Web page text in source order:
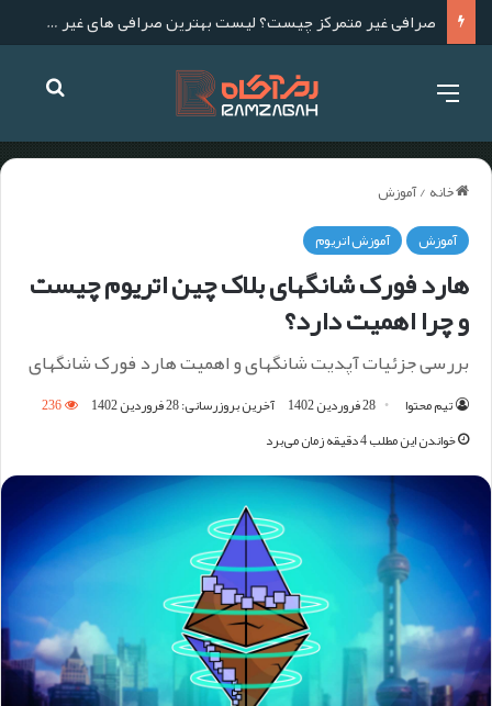
لیست بهترین صرافی های ارز دیجیتال خارجی برای ایرانی ها
خانه/آموزش
آموزش
آموزش اتریوم
هارد فورک شانگهای بلاک چین اتریوم چیست
و چرا اهمیت دارد؟
بررسی جزئیات آپدیت شانگهای و اهمیت هارد فورک شانگهای
تیم محتوا 28 فروردین 1402 آخرین بروزرسانی: 28 فروردین 1402
236
خواندن این مطلب 4 دقیقه زمان می‌برد